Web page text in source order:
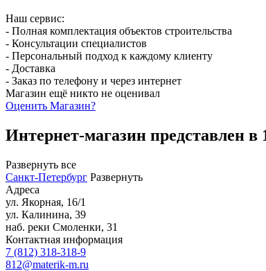
Наш сервис:
- Полная комплектация объектов строительства
- Консультации специалистов
- Персональный подход к каждому клиенту
- Доставка
- Заказ по телефону и через интернет
Магазин ещё никто не оценивал
Оценить Магазин?
Интернет-магазин представлен в
Развернуть все
Санкт-Петербург Развернуть
Адреса
ул. Якорная, 16/1
ул. Калинина, 39
наб. реки Смоленки, 31
Контактная информация
7 (812) 318-318-9
812@materik-m.ru